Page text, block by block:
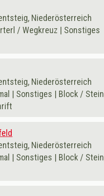
Niederösterreich
/ Wegkreuz | Sonstiges
Niederösterreich
| Sonstiges | Block /
Niederösterreich
| Sonstiges | Block /